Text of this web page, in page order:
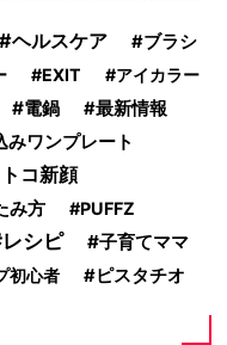
ヘルスケア
ブラシ
EXIT アイカラー
電鍋
最新情報
みワンプレート
コ新顔
み方 PUFFZ
レシピ 子育てママ
初心者 ピスタチオ